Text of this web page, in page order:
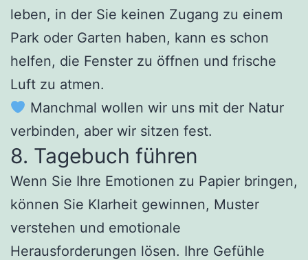
leben, in der Sie keinen Zugang zu einem
Park oder Garten haben, kann es schon
helfen, die Fenster zu öffnen und frische
Luft zu atmen.
Manchmal wollen wir uns mit der Natur
verbinden, aber wir sitzen fest.
8. Tagebuch führen
Wenn Sie Ihre Emotionen zu Papier bringen,
können Sie Klarheit gewinnen, Muster
verstehen und emotionale
Herausforderungen lösen. Ihre Gefühle